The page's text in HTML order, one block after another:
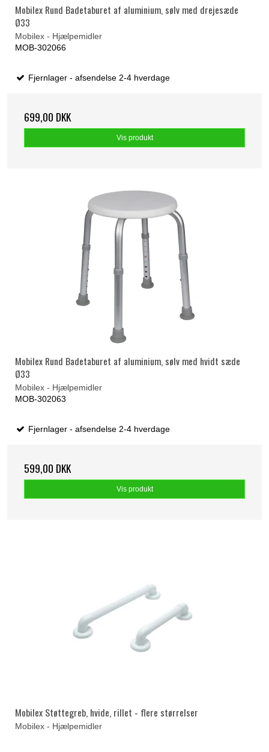
Mobilex Rund Badetaburet af aluminium, sølv med drejesæde
Ø33
Mobilex - Hjælpemidler
MOB-302066
Fjernlager - afsendelse 2-4 hverdage
699,00 DKK
Vis produkt
Mobilex Rund Badetaburet af aluminium, sølv med hvidt sæde
Ø33
Mobilex - Hjælpemidler
MOB-302063
Fjernlager - afsendelse 2-4 hverdage
599,00 DKK
Vis produkt
Mobilex Støttegreb, hvide, rillet - flere størrelser
Mobilex - Hjælpemidler